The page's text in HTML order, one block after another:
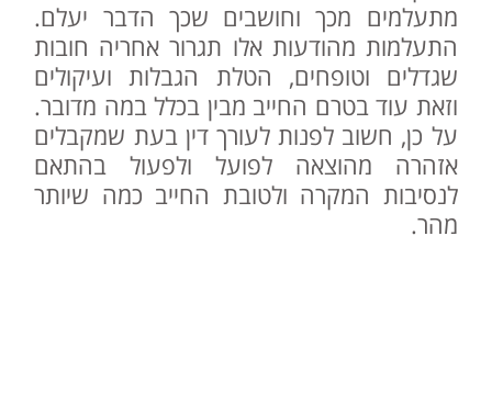
מתעלמים מכך וחושבים שכך הדבר יעלם.
התעלמות מהודעות אלו תגרור אחריה חובות
שגדלים וטופחים, הטלת הגבלות ועיקולים
וזאת עוד בטרם החייב מבין בכלל במה מדובר.
על כן, חשוב לפנות לעורך דין בעת שמקבלים
אזהרה מהוצאה לפועל ולפעול בהתאם
לנסיבות המקרה ולטובת החייב כמה שיותר
מהר.